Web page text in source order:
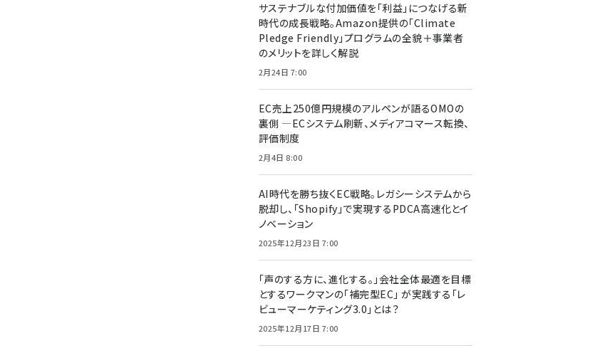
サステナブルな付加価値を「利益」につなげる新
時代の成長戦略。Amazon提供の「Climate
Pledge Friendly」プログラムの全貌＋事業者
のメリットを詳しく解説
2月24日 7:00
EC売上250億円規模のアルペンが語るOMOの
裏側 ―ECシステム刷新、メディアコマース転換、
評価制度
2月4日 8:00
AI時代を勝ち抜くEC戦略。レガシーシステムから
脱却し、「Shopify」で実現するPDCA高速化とイ
ノベーション
2025年12月23日 7:00
「声のする方に、進化する。」会社全体最適を目標
とするワークマンの「補完型EC」 が実践する「レ
ビューマーケティング3.0」とは？
2025年12月17日 7:00